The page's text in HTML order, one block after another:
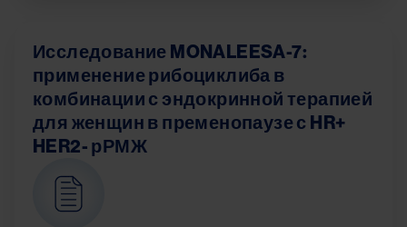
Исследование MONALEESA-7:
применение рибоциклиба в
комбинации с эндокринной терапией
для женщин в пременопаузе с HR+
HER2- рРМЖ